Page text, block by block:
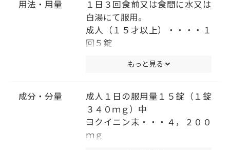
用法・用量
１日３回食前又は食間に水又は
白湯にて服用。
成人（１５才以上）・・・・１
回５錠
もっと見る
成分・分量
成人１日の服用量１５錠（１錠
３４０ｍｇ）中
ヨクイニン末・・・４，２００
ｍｇ